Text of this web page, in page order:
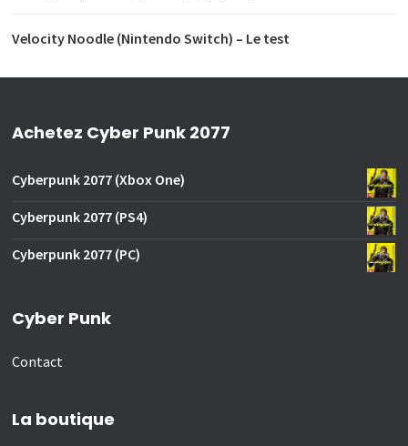
Velocity Noodle (Nintendo Switch) – Le test
Achetez Cyber Punk 2077
Cyberpunk 2077 (Xbox One)
Cyberpunk 2077 (PS4)
Cyberpunk 2077 (PC)
Cyber Punk
Contact
La boutique